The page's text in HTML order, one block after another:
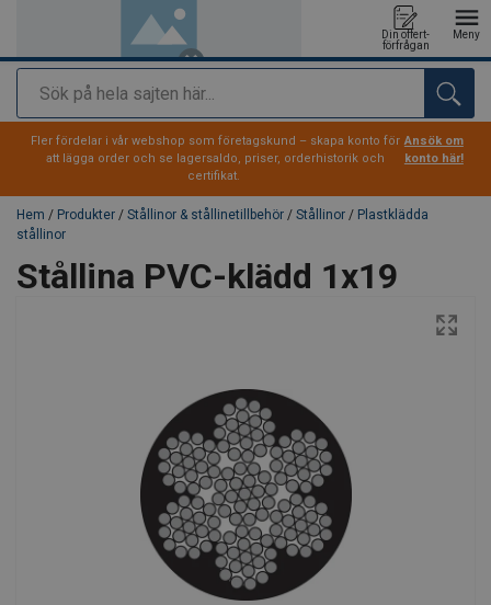
Sök
Din offert-
förfrågan
Meny
tillagd i varukorg
Fler fördelar i vår webshop som företagskund – skapa konto för
att lägga order och se lagersaldo, priser, orderhistorik och
certifikat.
Ansök om
konto här!
Hem / Produkter / Stållinor & stållinetillbehör / Stållinor / Plastklädda
stållinor
Stållina PVC-klädd 1x19